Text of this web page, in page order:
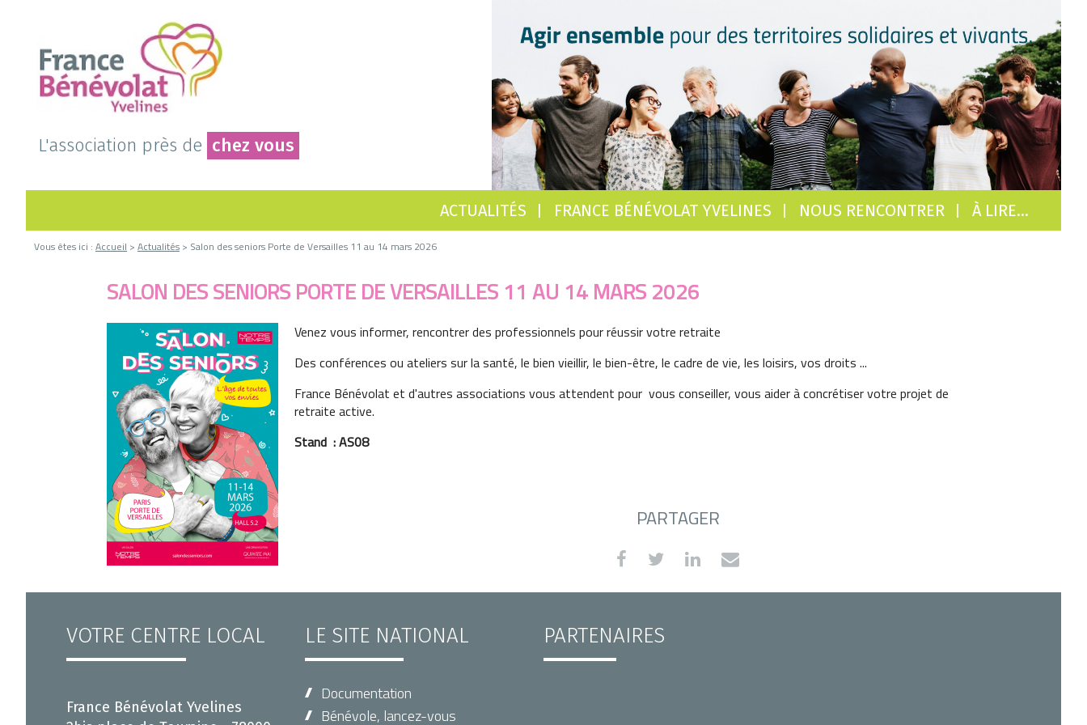
L'association près de chez vous
ACTUALITÉS FRANCE BÉNÉVOLAT YVELINES NOUS RENCONTRER À LIRE…
Vous êtes ici : Accueil > Actualités > Salon des seniors Porte de Versailles 11 au 14 mars 2026
SALON DES SENIORS PORTE DE VERSAILLES 11 AU 14 MARS 2026
Venez vous informer, rencontrer des professionnels pour réussir votre retraite
Des conférences ou ateliers sur la santé, le bien vieillir, le bien-être, le cadre de vie, les loisirs, vos droits ...
France Bénévolat et d'autres associations vous attendent pour vous conseiller, vous aider à concrétiser votre projet de
retraite active.
Stand : AS08
PARTAGER
VOTRE CENTRE LOCAL
France Bénévolat Yvelines
LE SITE NATIONAL
Documentation
Bénévole, lancez-vous
PARTENAIRES